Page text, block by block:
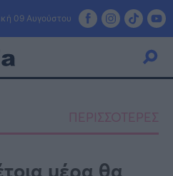
09 Αυγούστου
ΠΕΡΙΣΣΟΤΕΡΕΣ
μέρα θα